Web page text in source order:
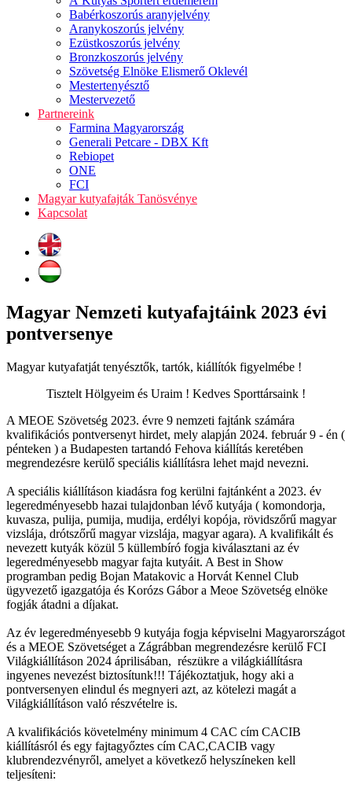
Babérkoszorús aranyjelvény
Aranykoszorús jelvény
Ezüstkoszorús jelvény
Bronzkoszorús jelvény
Szövetség Elnöke Elismerő Oklevél
Mestertenyésztő
Mestervezető
Partnereink
Farmina Magyarország
Generali Petcare - DBX Kft
Rebiopet
ONE
FCI
Magyar kutyafajták Tanösvénye
Kapcsolat
Magyar Nemzeti kutyafajtáink 2023 évi
pontversenye
Magyar kutyafatját tenyésztők, tartók, kiállítók figyelmébe !
Tisztelt Hölgyeim és Uraim ! Kedves Sporttársaink !
A MEOE Szövetség 2023. évre 9 nemzeti fajtánk számára
kvalifikációs pontversenyt hirdet, mely alapján 2024. február 9 - én (
pénteken ) a Budapesten tartandó Fehova kiállítás keretében
megrendezésre kerülő speciális kiállításra lehet majd nevezni.
A speciális kiállításon kiadásra fog kerülni fajtánként a 2023. év
legeredményesebb hazai tulajdonban lévő kutyája ( komondorja,
kuvasza, pulija, pumija, mudija, erdélyi kopója, rövidszőrű magyar
vizslája, drótszőrű magyar vizslája, magyar agara). A kvalifikált és
nevezett kutyák közül 5 küllembíró fogja kiválasztani az év
legeredményesebb magyar fajta kutyáit. A Best in Show
programban pedig Bojan Matakovic a Horvát Kennel Club
ügyvezető igazgatója és Korózs Gábor a Meoe Szövetség elnöke
fogják átadni a díjakat.
Az év legeredményesebb 9 kutyája fogja képviselni Magyarországot
és a MEOE Szövetséget a Zágrábban megrendezésre kerülő FCI
Világkiállításon 2024 áprilisában, részükre a világkiállításra
ingyenes nevezést biztosítunk!!! Tájékoztatjuk, hogy aki a
pontversenyen elindul és megnyeri azt, az kötelezi magát a
Világkiállításon való részvételre is.
A kvalifikációs követelmény minimum 4 CAC cím CACIB
kiállításról és egy fajtagyőztes cím CAC,CACIB vagy
klubrendezvényről, amelyet a következő helyszíneken kell
teljesíteni: